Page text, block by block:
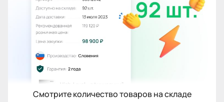
Смотрите количество товаров на складе